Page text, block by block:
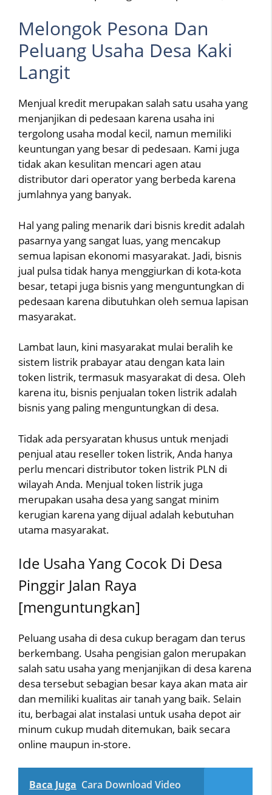
Melongok Pesona Dan
Peluang Usaha Desa Kaki
Langit
Menjual kredit merupakan salah satu usaha yang
menjanjikan di pedesaan karena usaha ini
tergolong usaha modal kecil, namun memiliki
keuntungan yang besar di pedesaan. Kami juga
tidak akan kesulitan mencari agen atau
distributor dari operator yang berbeda karena
jumlahnya yang banyak.
Hal yang paling menarik dari bisnis kredit adalah
pasarnya yang sangat luas, yang mencakup
semua lapisan ekonomi masyarakat. Jadi, bisnis
jual pulsa tidak hanya menggiurkan di kota-kota
besar, tetapi juga bisnis yang menguntungkan di
pedesaan karena dibutuhkan oleh semua lapisan
masyarakat.
Lambat laun, kini masyarakat mulai beralih ke
sistem listrik prabayar atau dengan kata lain
token listrik, termasuk masyarakat di desa. Oleh
karena itu, bisnis penjualan token listrik adalah
bisnis yang paling menguntungkan di desa.
Tidak ada persyaratan khusus untuk menjadi
penjual atau reseller token listrik, Anda hanya
perlu mencari distributor token listrik PLN di
wilayah Anda. Menjual token listrik juga
merupakan usaha desa yang sangat minim
kerugian karena yang dijual adalah kebutuhan
utama masyarakat.
Ide Usaha Yang Cocok Di Desa
Pinggir Jalan Raya
[menguntungkan]
Peluang usaha di desa cukup beragam dan terus
berkembang. Usaha pengisian galon merupakan
salah satu usaha yang menjanjikan di desa karena
desa tersebut sebagian besar kaya akan mata air
dan memiliki kualitas air tanah yang baik. Selain
itu, berbagai alat instalasi untuk usaha depot air
minum cukup mudah ditemukan, baik secara
online maupun in-store.
Baca Juga Cara Download Video